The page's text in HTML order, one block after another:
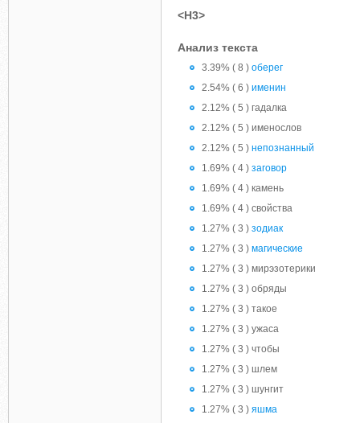
<H3>
Анализ текста
3.39% ( 8 ) оберег
2.54% ( 6 ) именин
2.12% ( 5 ) гадалка
2.12% ( 5 ) именослов
2.12% ( 5 ) непознанный
1.69% ( 4 ) заговор
1.69% ( 4 ) камень
1.69% ( 4 ) свойства
1.27% ( 3 ) зодиак
1.27% ( 3 ) магические
1.27% ( 3 ) мирэзотерики
1.27% ( 3 ) обряды
1.27% ( 3 ) такое
1.27% ( 3 ) ужаса
1.27% ( 3 ) чтобы
1.27% ( 3 ) шлем
1.27% ( 3 ) шунгит
1.27% ( 3 ) яшма